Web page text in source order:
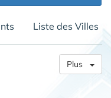
Liste des Villes
Plus